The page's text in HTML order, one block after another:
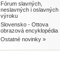
Fórum slavných,
neslavných i oslavných
výroku
Slovensko - Ottova
obrazová encyklopédia
Ostatné novinky »